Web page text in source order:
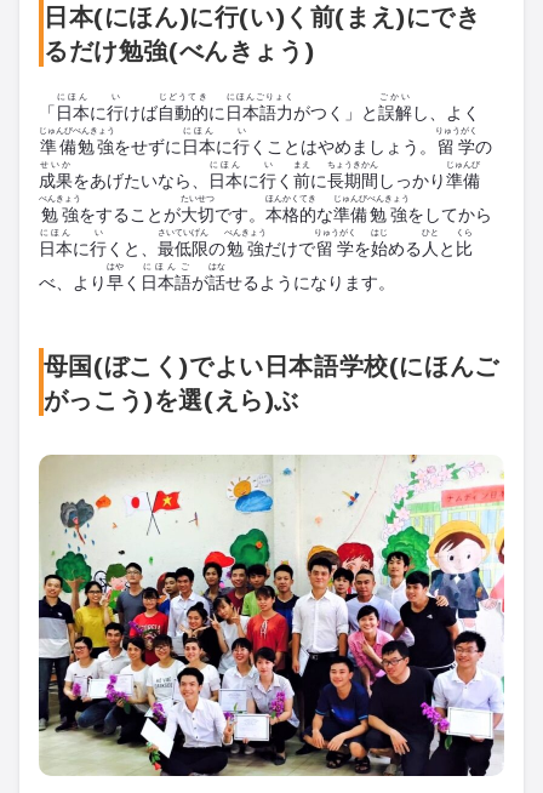
日本(にほん)に行(い)く前(まえ)にでき
るだけ勉強(べんきょう)
「日本
にほん
に行
い
けば自動的
じどうてき
に 日本語力
にほんごりょく
がつく」と誤解
ごかい
し、よく
準備勉強
じゅんびべんきょう
をせずに 日本
にほん
に行
い
くことはやめましょう。 留学
りゅうがく
の
成果
せいか
をあげたいなら、 日本
にほん
に行
い
く 前
まえ
に長期間
ちょうきかん
しっかり準備
じゅんび
勉強
べんきょう
をすることが大切
たいせつ
です。 本格的
ほんかくてき
な準備
じゅんび
勉強
べんきょう
をしてから
日本
にほん
に行
い
くと、 最低限
さいていげん
の勉強
べんきょう
だけで留学
りゅうがく
を始
はじ
める 人
ひと
と 比
くら
べ、より早
はや
く 日本語
にほんご
が話
はな
せるようになります。
母国(ぼこく)でよい日本語学校(にほんご
がっこう)を選(えら)ぶ